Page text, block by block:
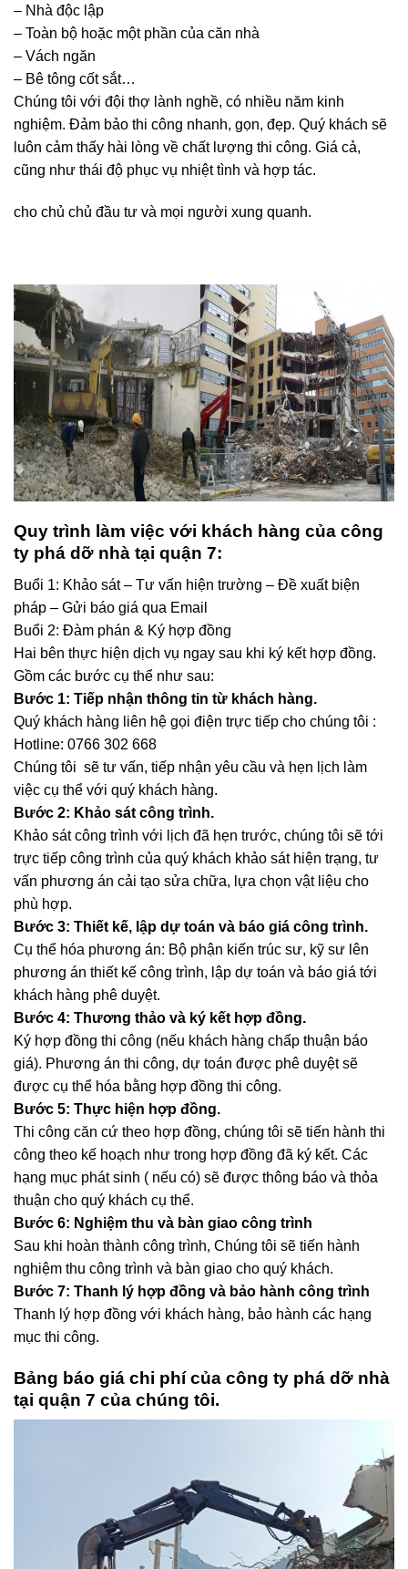
– Nhà độc lập
– Toàn bộ hoặc một phần của căn nhà
– Vách ngăn
– Bê tông cốt sắt…
Chúng tôi với đội thợ lành nghề, có nhiều năm kinh
nghiệm. Đảm bảo thi công nhanh, gọn, đẹp. Quý khách sẽ
luôn cảm thấy hài lòng về chất lượng thi công. Giá cả,
cũng như thái độ phục vụ nhiệt tình và hợp tác.
cho chủ chủ đầu tư và mọi người xung quanh.
Quy trình làm việc với khách hàng của công
ty phá dỡ nhà tại quận 7:
Buổi 1: Khảo sát – Tư vấn hiện trường – Đề xuất biện
pháp – Gửi báo giá qua Email
Buổi 2: Đàm phán & Ký hợp đồng
Hai bên thực hiện dịch vụ ngay sau khi ký kết hợp đồng.
Gồm các bước cụ thể như sau:
Bước 1: Tiếp nhận thông tin từ khách hàng.
Quý khách hàng liên hệ gọi điện trực tiếp cho chúng tôi :
Hotline: 0766 302 668
Chúng tôi sẽ tư vấn, tiếp nhận yêu cầu và hẹn lịch làm
việc cụ thể với quý khách hàng.
Bước 2: Khảo sát công trình.
Khảo sát công trình với lịch đã hẹn trước, chúng tôi sẽ tới
trực tiếp công trình của quý khách khảo sát hiện trạng, tư
vấn phương án cải tạo sửa chữa, lựa chọn vật liệu cho
phù hợp.
Bước 3: Thiết kế, lập dự toán và báo giá công trình.
Cụ thể hóa phương án: Bộ phận kiến trúc sư, kỹ sư lên
phương án thiết kế công trình, lập dự toán và báo giá tới
khách hàng phê duyệt.
Bước 4: Thương thảo và ký kết hợp đồng.
Ký hợp đồng thi công (nếu khách hàng chấp thuận báo
giá). Phương án thi công, dự toán được phê duyệt sẽ
được cụ thể hóa bằng hợp đồng thi công.
Bước 5: Thực hiện hợp đồng.
Thi công căn cứ theo hợp đồng, chúng tôi sẽ tiến hành thi
công theo kế hoạch như trong hợp đồng đã ký kết. Các
hạng mục phát sinh ( nếu có) sẽ được thông báo và thỏa
thuận cho quý khách cụ thể.
Bước 6: Nghiệm thu và bàn giao công trình
Sau khi hoàn thành công trình, Chúng tôi sẽ tiến hành
nghiệm thu công trình và bàn giao cho quý khách.
Bước 7: Thanh lý hợp đồng và bảo hành công trình
Thanh lý hợp đồng với khách hàng, bảo hành các hạng
mục thi công.
Bảng báo giá chi phí của công ty phá dỡ nhà
tại quận 7 của chúng tôi.